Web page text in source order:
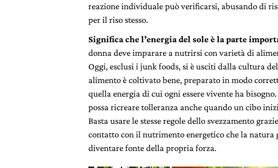
reazione individuale può verificarsi, abusando di
per il riso stesso.
Significa che l’energia del sole è la parte
donna deve imparare a nutrirsi con varietà di
Oggi, esclusi i junk foods, si è usciti dalla cultura
alimento è coltivato bene, preparato in modo
quella energia di cui ogni essere vivente ha
possa ricreare tolleranza anche quando un cibo
Basta usare le stesse regole dello svezzamento
contatto con il nutrimento energetico che la
diventare fonte della propria forza.